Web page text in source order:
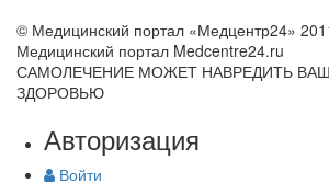
© Медицинский портал «Медцентр24»
Медицинский портал Medcentre24.ru
САМОЛЕЧЕНИЕ МОЖЕТ НАВРЕДИТЬ
ЗДОРОВЬЮ
Авторизация
Войти